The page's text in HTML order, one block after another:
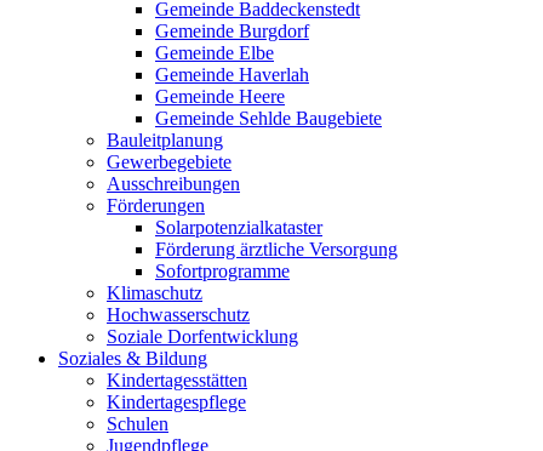
Gemeinde Baddeckenstedt
Gemeinde Burgdorf
Gemeinde Elbe
Gemeinde Haverlah
Gemeinde Heere
Gemeinde Sehlde Baugebiete
Bauleitplanung
Gewerbegebiete
Ausschreibungen
Förderungen
Solarpotenzialkataster
Förderung ärztliche Versorgung
Sofortprogramme
Klimaschutz
Hochwasserschutz
Soziale Dorfentwicklung
Soziales & Bildung
Kindertagesstätten
Kindertagespflege
Schulen
Jugendpflege